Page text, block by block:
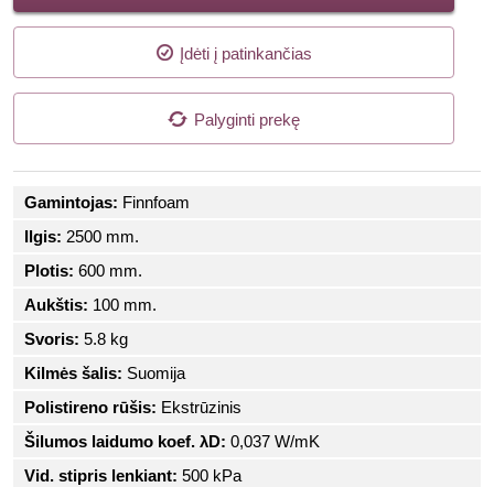
Įdėti į patinkančias
Palyginti prekę
Gamintojas: Finnfoam
Ilgis: 2500 mm.
Plotis: 600 mm.
Aukštis: 100 mm.
Svoris: 5.8 kg
Kilmės šalis: Suomija
Polistireno rūšis: Ekstrūzinis
Šilumos laidumo koef. λD: 0,037 W/mK
Vid. stipris lenkiant: 500 kPa